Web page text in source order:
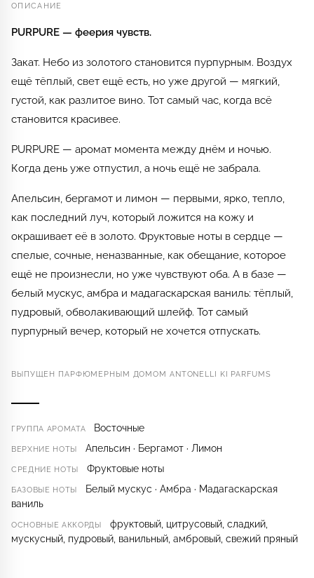
ОПИСАНИЕ
PURPURE — феерия чувств.
Закат. Небо из золотого становится пурпурным. Воздух
ещё тёплый, свет ещё есть, но уже другой — мягкий,
густой, как разлитое вино. Тот самый час, когда всё
становится красивее.
PURPURE — аромат момента между днём и ночью.
Когда день уже отпустил, а ночь ещё не забрала.
Апельсин, бергамот и лимон — первыми, ярко, тепло,
как последний луч, который ложится на кожу и
окрашивает её в золото. Фруктовые ноты в сердце —
спелые, сочные, неназванные, как обещание, которое
ещё не произнесли, но уже чувствуют оба. А в базе —
белый мускус, амбра и мадагаскарская ваниль: тёплый,
пудровый, обволакивающий шлейф. Тот самый
пурпурный вечер, который не хочется отпускать.
ВЫПУЩЕН ПАРФЮМЕРНЫМ ДОМОМ ANTONELLI KI PARFUMS
ГРУППА АРОМАТА Восточные
ВЕРХНИЕ НОТЫ Апельсин · Бергамот · Лимон
СРЕДНИЕ НОТЫ Фруктовые ноты
БАЗОВЫЕ НОТЫ
Белый мускус · Амбра · Мадагаскарская
ваниль
ОСНОВНЫЕ АККОРДЫ
фруктовый, цитрусовый, сладкий,
мускусный, пудровый, ванильный, амбровый, свежий пряный